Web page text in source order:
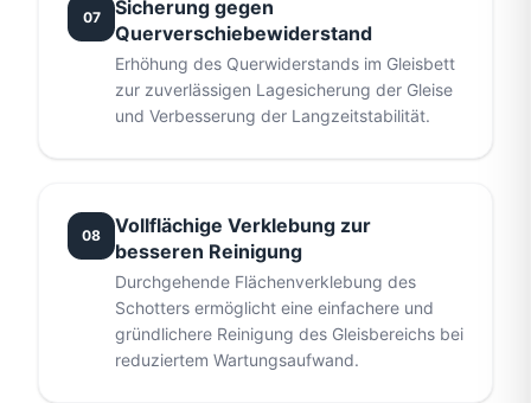
07
Sicherung gegen
Querverschiebewiderstand
Erhöhung des Querwiderstands im Gleisbett
zur zuverlässigen Lagesicherung der Gleise
und Verbesserung der Langzeitstabilität.
08
Vollflächige Verklebung zur
besseren Reinigung
Durchgehende Flächenverklebung des
Schotters ermöglicht eine einfachere und
gründlichere Reinigung des Gleisbereichs bei
reduziertem Wartungsaufwand.